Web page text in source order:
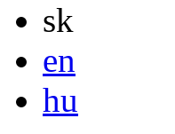
sk
en
hu